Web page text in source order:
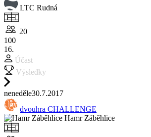
LTC Rudná
20
100
16.
Účast
Výsledky
neneděle30.7.2017
dvouhra CHALLENGE
Hamr Záběhlice